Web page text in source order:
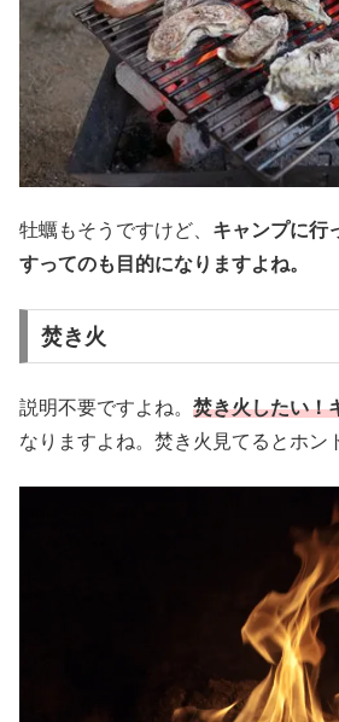
牡蠣もそうですけど、 キャンプに行
すってのも目的になりますよね。
焚き火
説明不要ですよね。 焚き火したい！
なりますよね。焚き火見てるとホン